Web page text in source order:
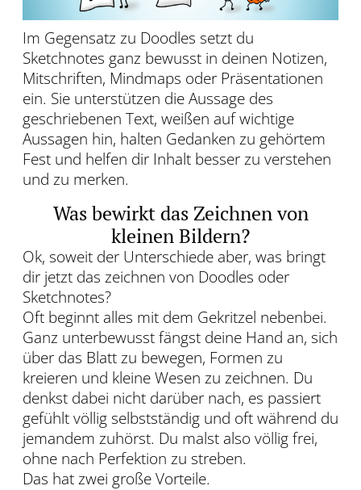
Im Gegensatz zu Doodles setzt du
Sketchnotes ganz bewusst in deinen Notizen,
Mitschriften, Mindmaps oder Präsentationen
ein. Sie unterstützen die Aussage des
geschriebenen Text, weißen auf wichtige
Aussagen hin, halten Gedanken zu gehörtem
Fest und helfen dir Inhalt besser zu verstehen
und zu merken.
Was bewirkt das Zeichnen von
kleinen Bildern?
Ok, soweit der Unterschiede aber, was bringt
dir jetzt das zeichnen von Doodles oder
Sketchnotes?
Oft beginnt alles mit dem Gekritzel nebenbei.
Ganz unterbewusst fängst deine Hand an, sich
über das Blatt zu bewegen, Formen zu
kreieren und kleine Wesen zu zeichnen. Du
denkst dabei nicht darüber nach, es passiert
gefühlt völlig selbstständig und oft während du
jemandem zuhörst. Du malst also völlig frei,
ohne nach Perfektion zu streben.
Das hat zwei große Vorteile.